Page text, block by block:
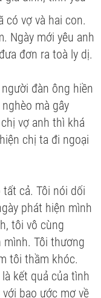
có vợ và hai con.
Ngày mới yêu anh
đơn ra toà ly dị.
đàn ông hiền
mà gây
vợ anh thì khá
chị ta đi ngoại
cả. Tôi nói dối
phát hiện mình
tôi vô cùng
mình. Tôi thương
tôi thầm khóc.
kết quả của tình
bao ước mơ về